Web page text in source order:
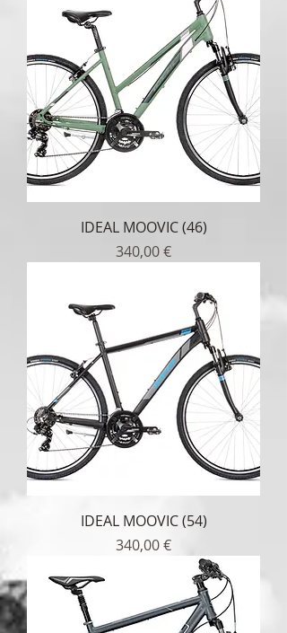
IDEAL MOOVIC (46)
Τιμή
340,00 €
IDEAL MOOVIC (54)
Τιμή
340,00 €